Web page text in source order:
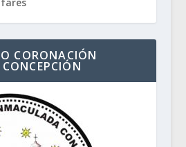
CORONACIÓN